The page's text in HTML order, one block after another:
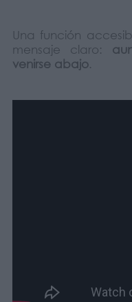
Una función
mensaje claro:
venirse abajo.